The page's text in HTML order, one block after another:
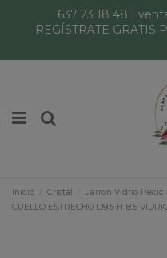
637 23 18 48 |
REGÍSTRATE GRATIS
Inicio Cristal Jarron Vidrio
CUELLO ESTRECHO D9.5 H18.5